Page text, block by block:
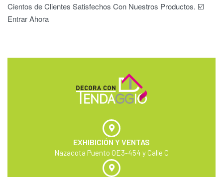
Cientos de Clientes Satisfechos Con Nuestros Productos. ☑️
Entrar Ahora
EXHIBICIÓN Y VENTAS
Nazacota Puento OE3-454 y Calle C